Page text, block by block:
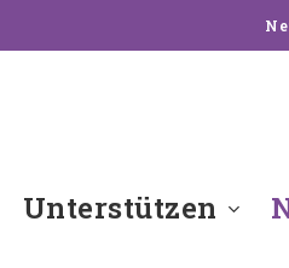
Unterstützen